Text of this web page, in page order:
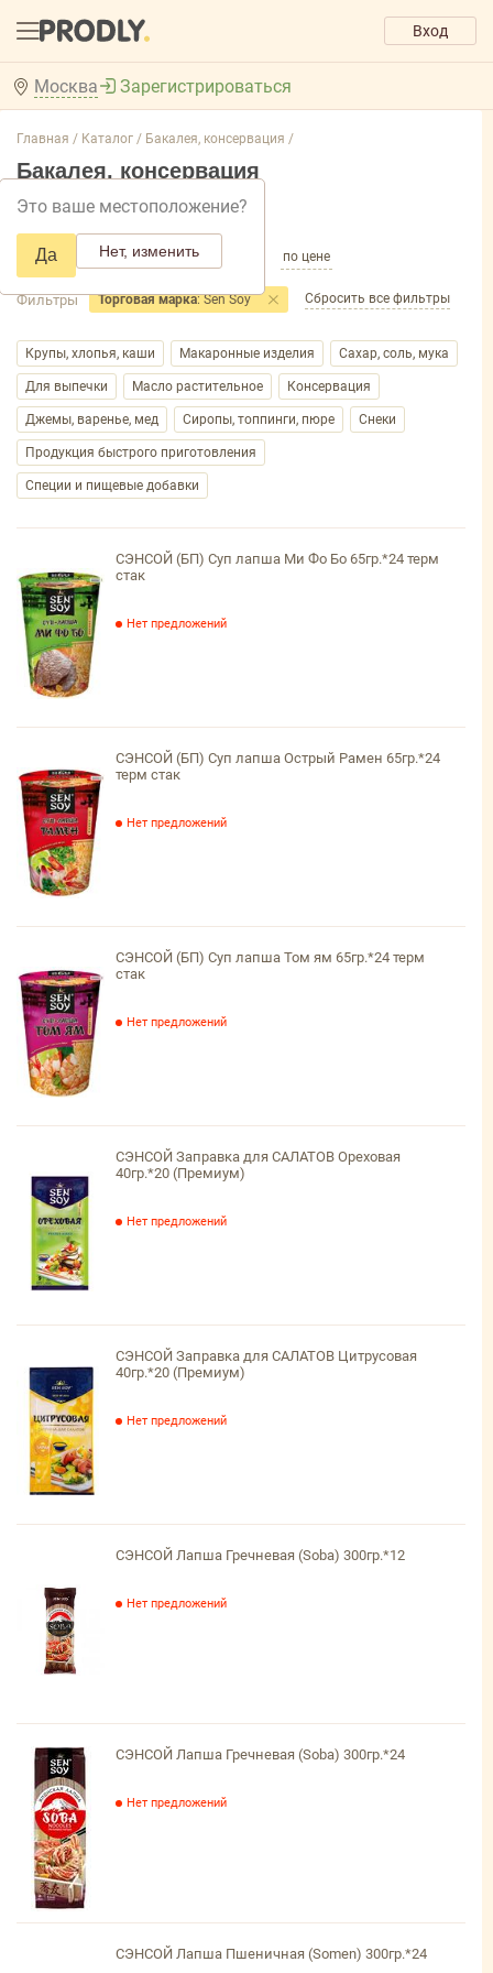
Вход
Москва
Это ваше местоположение?
Да Нет, изменить
Зарегистрироваться
Главная / Каталог / Бакалея, консервация /
Бакалея, консервация
Добавить фильтр товаров
по популярности по названию по цене
Фильтры Торговая марка: Sen Soy Сбросить все фильтры
Крупы, хлопья, каши Макаронные изделия Сахар, соль, мука
Для выпечки Масло растительное Консервация
Джемы, варенье, мед Сиропы, топпинги, пюре Снеки
Продукция быстрого приготовления
Специи и пищевые добавки
СЭНСОЙ (БП) Суп лапша Ми Фо Бо 65гр.*24 терм
стак
Нет предложений
СЭНСОЙ (БП) Суп лапша Острый Рамен 65гр.*24
терм стак
Нет предложений
СЭНСОЙ (БП) Суп лапша Том ям 65гр.*24 терм
стак
Нет предложений
СЭНСОЙ Заправка для САЛАТОВ Ореховая
40гр.*20 (Премиум)
Нет предложений
СЭНСОЙ Заправка для САЛАТОВ Цитрусовая
40гр.*20 (Премиум)
Нет предложений
СЭНСОЙ Лапша Гречневая (Soba) 300гр.*12
Нет предложений
СЭНСОЙ Лапша Гречневая (Soba) 300гр.*24
Нет предложений
СЭНСОЙ Лапша Пшеничная (Somen) 300гр.*24